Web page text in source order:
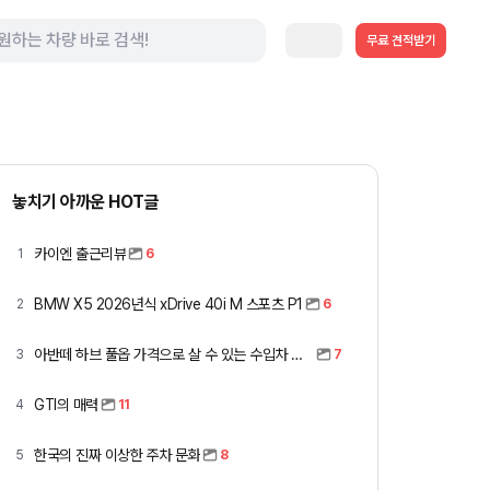
무료 견적받기
놓치기 아까운 HOT글
1 카이엔 출근리뷰 6
2 BMW X5 2026년식 xDrive 40i M 스포츠 P1 6
3 아반떼 하브 풀옵 가격으로 살 수 있는 수입차 모아봤습니다 (중고 포함) 7
4 GTI의 매력 11
5 한국의 진짜 이상한 주차 문화 8